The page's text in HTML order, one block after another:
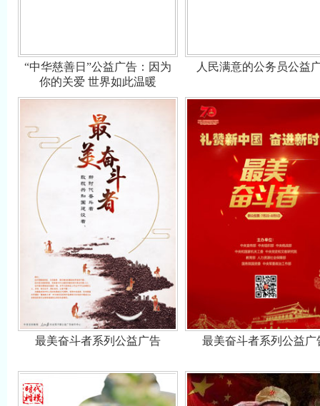
“中华慈善日”公益广告：因为
你的关爱 世界如此温暖
人民满意的公务员公益
最美奋斗者系列公益广告 最美奋斗者系列公益广